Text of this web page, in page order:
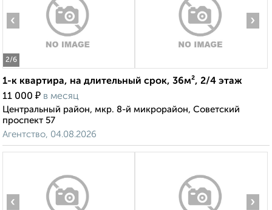
2/6
‹ ›
1-к квартира, на длительный срок, 36м², 2/4 этаж
11 000 ₽ в месяц
Центральный район, мкр. 8-й микрорайон, Советский
проспект 57
Агентство, 04.08.2026
‹ ›